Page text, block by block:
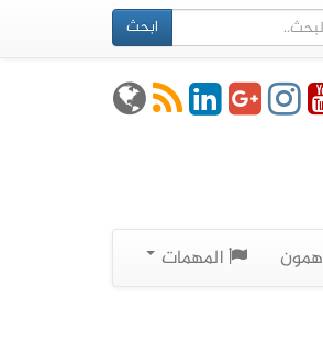
ابحث
المهمات